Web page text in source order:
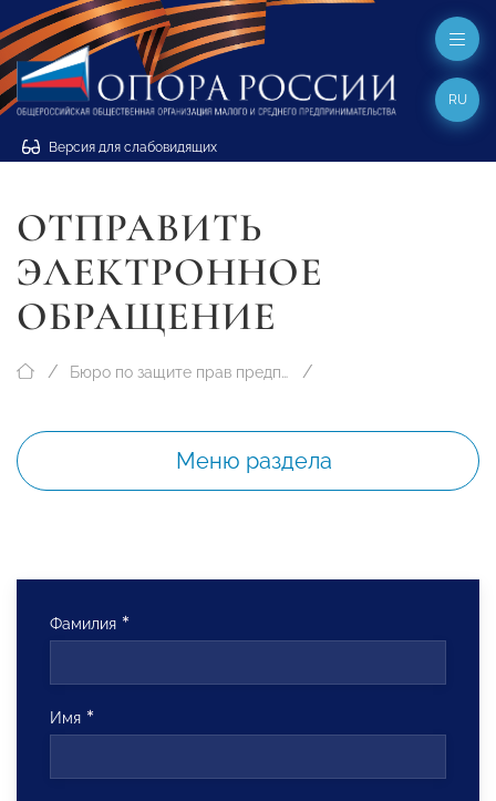
Версия для слабовидящих
RU
ОТПРАВИТЬ
ЭЛЕКТРОННОЕ
ОБРАЩЕНИЕ
Бюро по защите прав предпринимателей
Меню раздела
Фамилия
Имя